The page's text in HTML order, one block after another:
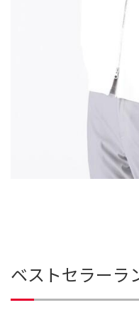
ベストセラーラ